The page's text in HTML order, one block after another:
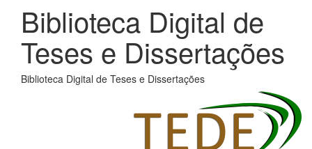
Biblioteca Digital de
Teses e Dissertações
Biblioteca Digital de Teses e Dissertações